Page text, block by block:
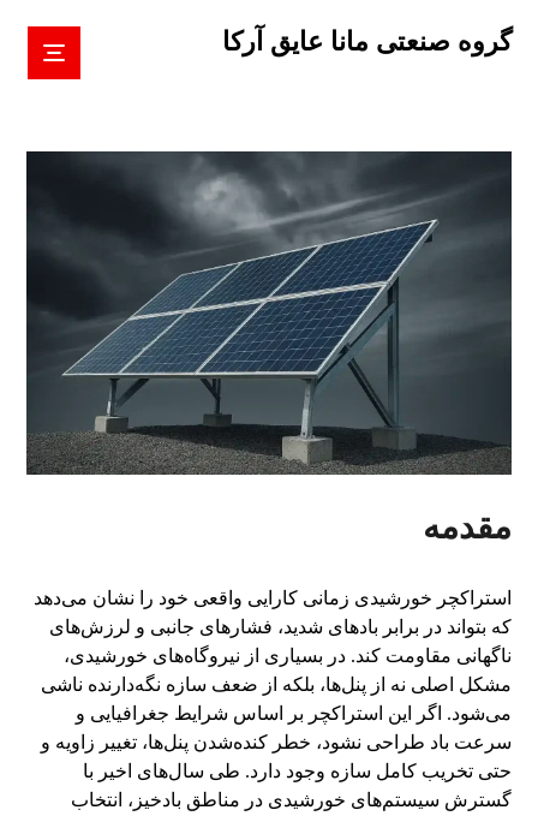
گروه صنعتی مانا عایق آرکا
مقدمه
استراکچر خورشیدی زمانی کارایی واقعی خود را نشان می‌دهد
که بتواند در برابر بادهای شدید، فشارهای جانبی و لرزش‌های
ناگهانی مقاومت کند. در بسیاری از نیروگاه‌های خورشیدی،
مشکل اصلی نه از پنل‌ها، بلکه از ضعف سازه نگه‌دارنده ناشی
می‌شود. اگر این استراکچر بر اساس شرایط جغرافیایی و
سرعت باد طراحی نشود، خطر کنده‌شدن پنل‌ها، تغییر زاویه و
حتی تخریب کامل سازه وجود دارد. طی سال‌های اخیر با
گسترش سیستم‌های خورشیدی در مناطق بادخیز، انتخاب